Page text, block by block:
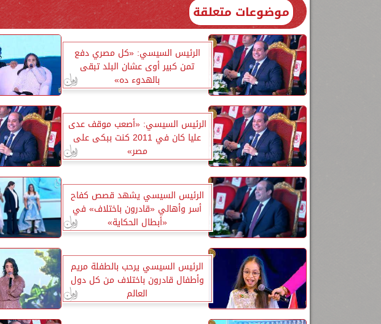
موضوعات متعلقة
الرئيس السيسي: «كل مصري دفع
تمن كبير أوى عشان البلد تبقى
بالهدوء ده»
الرئيس السيسي: «أصعب موقف عدى
عليا كان في 2011 كنت ببكى على
مصر»
الرئيس السيسي يشهد قصص كفاح
أسر وأهالي «قادرون باختلاف» في
«أبطال الحكاية»
الرئيس السيسي يرحب بالطفلة مريم
وأطفال قادرون باختلاف من كل دول
العالم